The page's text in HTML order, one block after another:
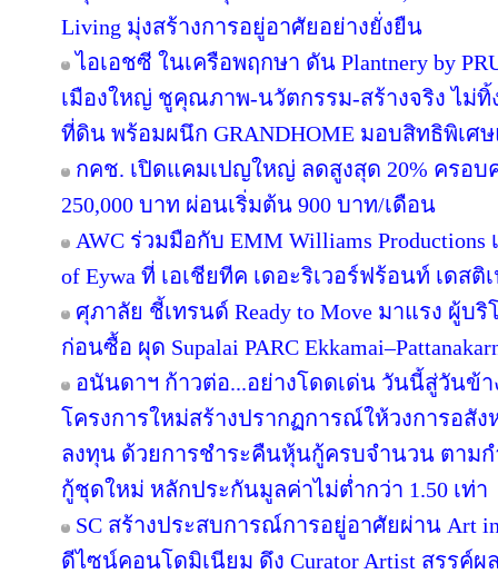
Living มุ่งสร้างการอยู่อาศัยอย่างยั่งยืน
ไอเอชซี ในเครือพฤกษา ดัน Plantnery by
เมืองใหญ่ ชูคุณภาพ-นวัตกรรม-สร้างจริง ไม่ทิ้
ที่ดิน พร้อมผนึก GRANDHOME มอบสิทธิพิเศ
กคช. เปิดแคมเปญใหญ่ ลดสูงสุด 20% ครอบ
250,000 บาท ผ่อนเริ่มต้น 900 บาท/เดือน
AWC ร่วมมือกับ EMM Williams Productions
of Eywa ที่ เอเชียทีค เดอะริเวอร์ฟร้อนท์ เดสติ
ศุภาลัย ชี้เทรนด์ Ready to Move มาแรง ผู้
ก่อนซื้อ ผุด Supalai PARC
อนันดาฯ ก้าวต่อ...อย่างโดดเด่น วันนี้สู่วันข้
โครงการใหม่สร้างปรากฏการณ์ให้วงการอสั
ลงทุน ด้วยการชำระคืนหุ้นกู้ครบจำนวน ตาม
กู้ชุดใหม่ หลักประกันมูลค่าไม่ต่ำกว่า 1.50 เท่า
SC สร้างประสบการณ์การอยู่อาศัยผ่าน Art
ดีไซน์คอนโดมิเนียม ดึง Curator Artist สรรค์